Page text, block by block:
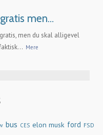
men…
men du skal alligevel
Mere
bus CES elon musk ford FSD